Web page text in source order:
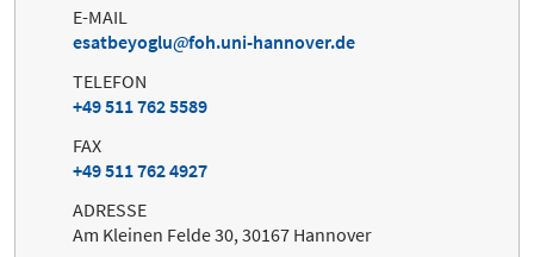
E-MAIL
esatbeyoglu
foh.uni-hannover.de
TELEFON
+49 511 762 5589
FAX
+49 511 762 4927
ADRESSE
Am Kleinen Felde 30, 30167 Hannover